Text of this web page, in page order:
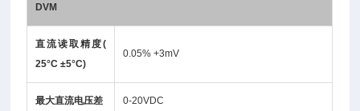
DVM
直流读取精度(
25°C±5°C)
0.05% +3mV
最大直流电压差 0-20VDC